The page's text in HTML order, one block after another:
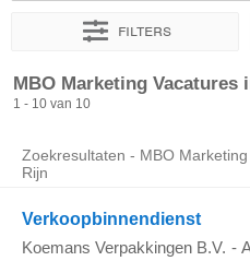
Salarissen
Filters
Sorteer op Exacte locatie
MBO Marketing Vacatures
1 - 10 van 10
Zoekresultaten - MBO
Rijn
Verkoopbinnendienst
Koemans Verpakkingen B.V. -